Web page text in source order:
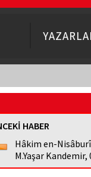
HABER
Hâkim en-Nisâburî
M.Yaşar Kandemir,